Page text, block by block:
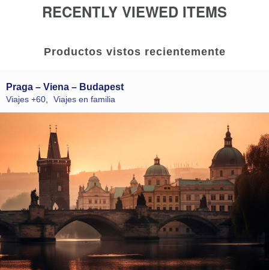
RECENTLY VIEWED ITEMS
Productos vistos recientemente
Praga – Viena – Budapest
Viajes +60 Viajes en familia